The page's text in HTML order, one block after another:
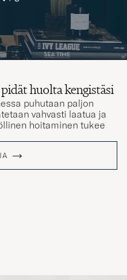
huolta kengistäsi
puhutaan paljon
vahvasti laatua ja
hoitaminen tukee